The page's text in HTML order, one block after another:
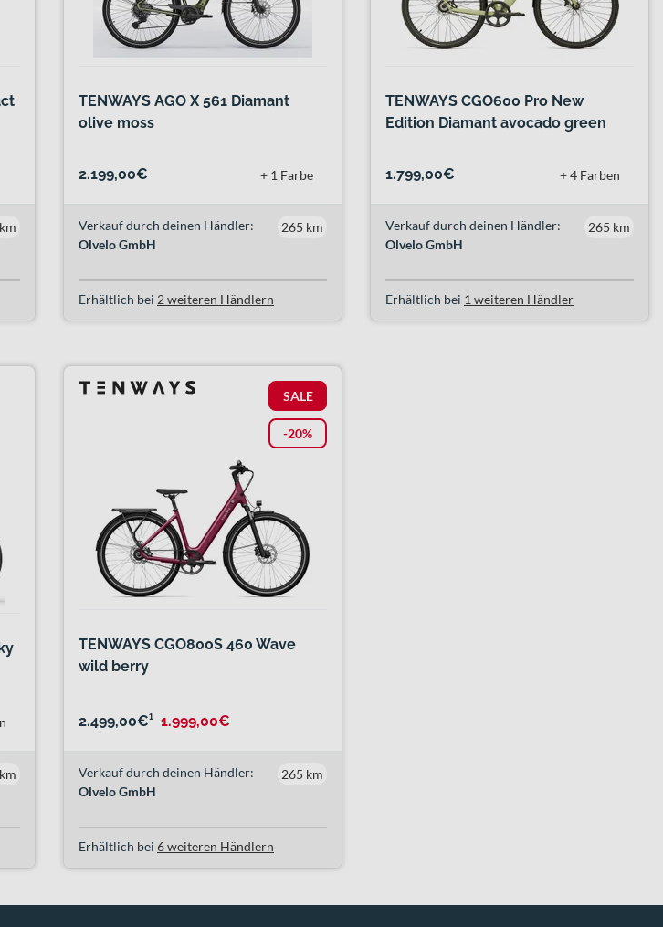
TENWAYS AGO X 561 Diamant
olive moss
2.199,00€ + 1 Farbe
Verkauf durch deinen Händler:
Olvelo GmbH
265 km
Erhältlich bei 2 weiteren Händlern
TENWAYS CGO600 Pro New
Edition Diamant avocado green
1.799,00€ + 4 Farben
Verkauf durch deinen Händler:
Olvelo GmbH
265 km
Erhältlich bei 1 weiteren Händler
SALE
-20%
TENWAYS CGO800S 460 Wave
wild berry
2.499,00€¹ 1.999,00€
Verkauf durch deinen Händler:
Olvelo GmbH
265 km
Erhältlich bei 6 weiteren Händlern